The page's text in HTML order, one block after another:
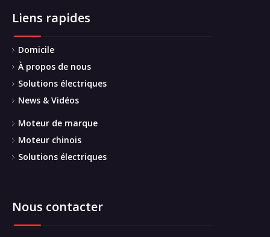
Liens rapides
Domicile
À propos de nous
Solutions électriques
News & Vidéos
Moteur de marque
Moteur chinois
Solutions électriques
Nous contacter